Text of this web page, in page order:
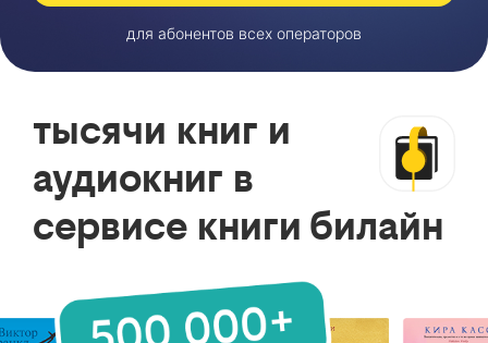
для абонентов всех операторов
тысячи книг и
аудиокниг в
сервисе книги билайн